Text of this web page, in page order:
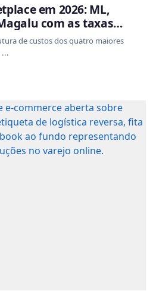
em 2026: ML,
com as taxas
de custos dos quatro maiores
...